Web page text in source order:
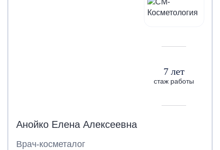
7 лет
стаж работы
Анойко Елена Алексеевна
Врач-косметалог